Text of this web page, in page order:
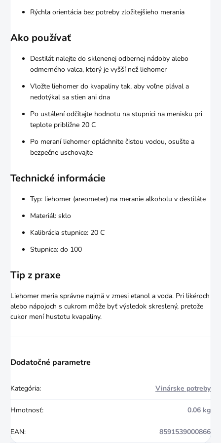
Rýchla orientácia bez potreby zložitejšieho merania
Ako používať
Destilát nalejte do sklenenej odbernej nádoby alebo
odmerného valca, ktorý je vyšší než liehomer
Vložte liehomer do kvapaliny tak, aby voľne plával a
nedotýkal sa stien ani dna
Po ustálení odčítajte hodnotu na stupnici na menisku pri
teplote približne 20 C
Po meraní liehomer opláchnite čistou vodou, osušte a
bezpečne uschovajte
Technické informácie
Typ: liehomer (areometer) na meranie alkoholu v destiláte
Materiál: sklo
Kalibrácia stupnice: 20 C
Stupnica: do 100
Tip z praxe
Liehomer meria správne najmä v zmesi etanol a voda. Pri likéroch
alebo nápojoch s cukrom môže byť výsledok skreslený, pretože
cukor mení hustotu kvapaliny.
Dodatočné parametre
Kategória: Vinárske potreby
Hmotnosť: 0.06 kg
EAN: 8591539000866